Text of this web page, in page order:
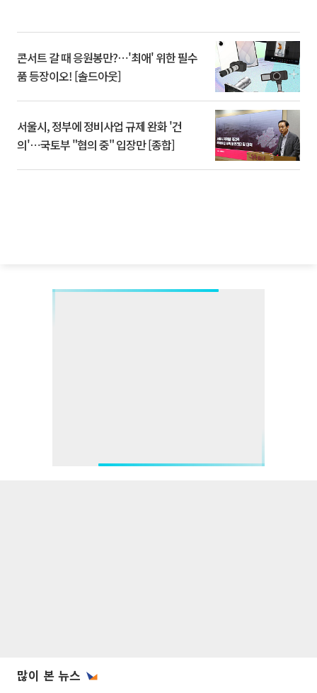
콘서트 갈 때 응원봉만?⋯'최애' 위한 필수
품 등장이오! [솔드아웃]
서울시, 정부에 정비사업 규제 완화 '건
의'⋯국토부 "협의 중" 입장만 [종합]
많이 본 뉴스